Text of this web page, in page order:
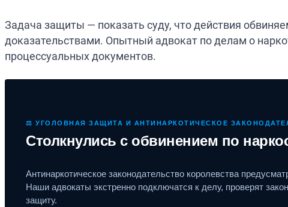
Задача защиты — показать суду, что действия
доказательствами. Опытный адвокат по делам о
процессуальных документов.
⚖️ УГОЛОВНАЯ ЗАЩИТА И АНТИНАРКОТИЧЕСКОЕ
Столкнулись с обвинением по
Антинаркотическое законодательство королевства
Наши адвокаты экстренно подключатся к делу, проверят
защиту.